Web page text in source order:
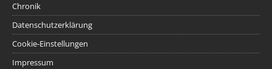
Chronik
Datenschutzerklärung
Cookie-Einstellungen
Impressum